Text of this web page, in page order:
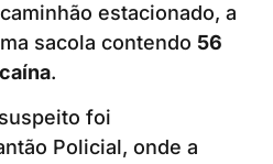
estacionado, a
sacola contendo 56
.
foi
Policial, onde a